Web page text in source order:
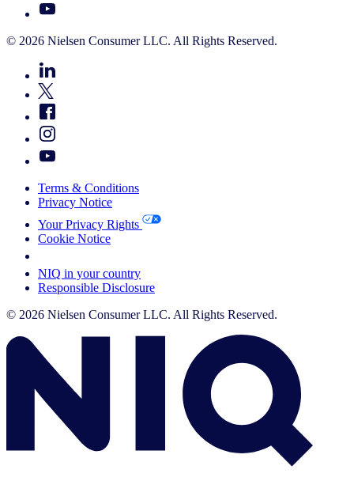
© 2026 Nielsen Consumer LLC. All Rights Reserved.
Terms & Conditions
Privacy Notice
Your Privacy Rights
Cookie Notice
NIQ in your country
Responsible Disclosure
© 2026 Nielsen Consumer LLC. All Rights Reserved.